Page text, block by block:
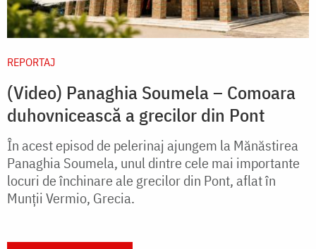
REPORTAJ
(Video) Panaghia Soumela – Comoara
duhovnicească a grecilor din Pont
În acest episod de pelerinaj ajungem la Mănăstirea
Panaghia Soumela, unul dintre cele mai importante
locuri de închinare ale grecilor din Pont, aflat în
Munții Vermio, Grecia.